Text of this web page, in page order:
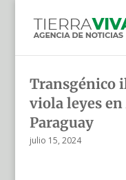
Transgénico
viola leyes
Paraguay
julio 15, 2024